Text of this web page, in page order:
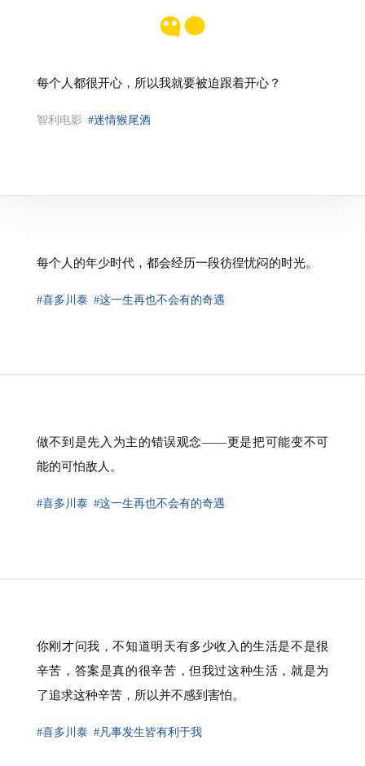
每个人都很开心，所以我就要被迫跟着开心？
智利电影 #迷情猴尾酒
⁠每个人的年少时代，都会经历一段彷徨忧闷的时光。
#喜多川泰 #这一生再也不会有的奇遇
做不到是先入为主的错误观念——更是把可能变不可
能的可怕敌人。
#喜多川泰 #这一生再也不会有的奇遇
你刚才问我，不知道明天有多少收入的生活是不是很
辛苦，答案是真的很辛苦，但我过这种生活，就是为
了追求这种辛苦，所以并不感到害怕。
#喜多川泰 #凡事发生皆有利于我